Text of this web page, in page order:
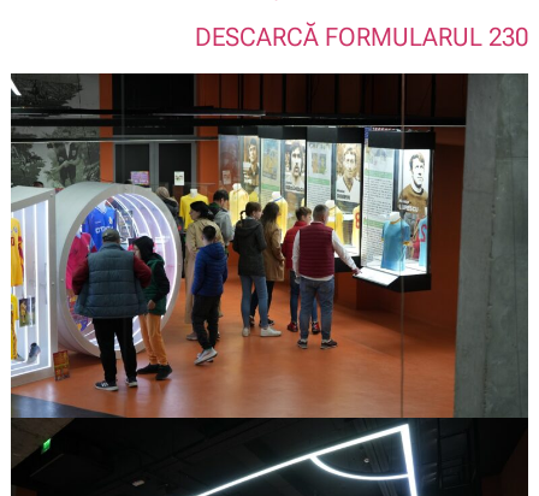
DESCARCĂ FORMULARUL 230